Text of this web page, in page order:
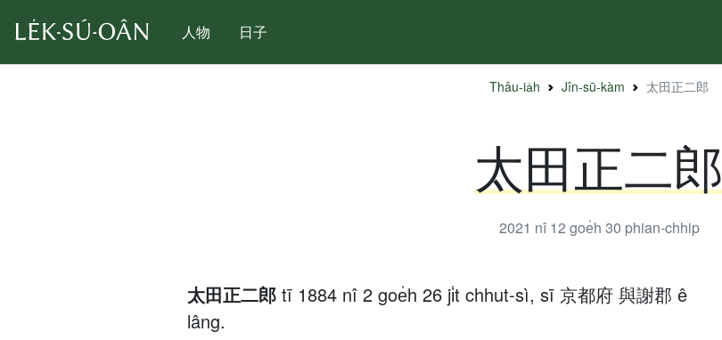
人物 日子
Thâu-ia̍h Jîn-sū-kàm 太田正二郎
太田正二郎
2021 nî 12 goe̍h 30 phian-chhip
太田正二郎 tī 1884 nî 2 goe̍h 26 ji̍t chhut-sì, sī 京都府 與謝郡 ê
lâng.